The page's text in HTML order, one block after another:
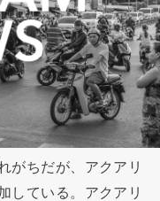
がちだが、アクアリ
している。アクアリ